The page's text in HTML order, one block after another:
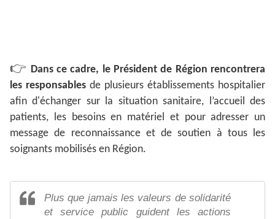
👉 Dans ce cadre, le Président de Région rencontrera
les responsables de plusieurs établissements hospitalier
afin d'échanger sur la situation sanitaire, l’accueil des
patients, les besoins en matériel et pour adresser un
message de reconnaissance et de soutien à tous les
soignants mobilisés en Région.
Plus que jamais les valeurs de solidarité
et service public guident les actions